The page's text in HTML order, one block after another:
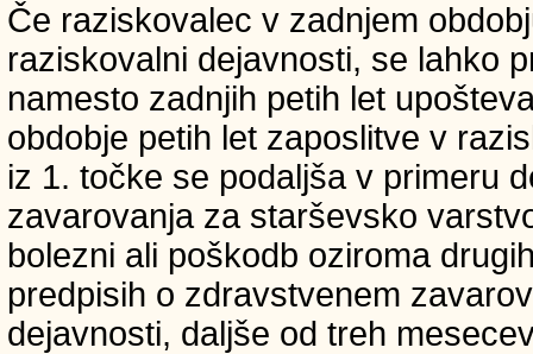
Če raziskovalec v zadnjem
raziskovalni dejavnosti, se lahko
namesto zadnjih petih let
obdobje petih let zaposlitve v
iz 1. točke se podaljša v primeru
zavarovanja za starševsko
bolezni ali poškodb oziroma
predpisih o zdravstvenem
dejavnosti, daljše od treh